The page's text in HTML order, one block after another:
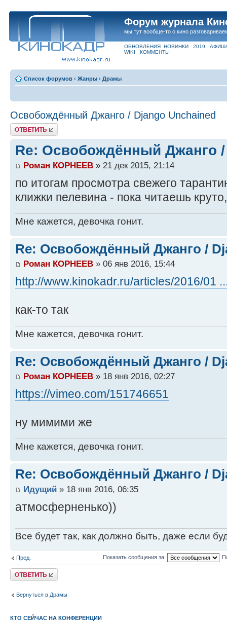
Форум журнала
мы тут вообще-то о кино
ОБНОВЛЕНИЯ НОВИНКИ 2019
WIKI
КОММЕНТЫ
Список форумов ‹ Жанры ‹ Драмы
Освобождённый Джанго / Django Unchained
Ответить
Re: Освобождённый Джанго
Роман КОРНЕЕВ » 21 дек 2015, 21:14
по итогам просмотра свежего
клижки пелевина - пока читаешь
Мне кажется, девочка гонит.
Re: Освобождённый Джанго /
Роман КОРНЕЕВ » 06 янв 2016, 15:44
http://www.kinokadr.ru/articles/2016/01
как-то так
Мне кажется, девочка гонит.
Re: Освобождённый Джанго /
Роман КОРНЕЕВ » 18 янв 2016, 02:27
https://vimeo.com/151746651
ну мимими же
Мне кажется, девочка гонит.
Re: Освобождённый Джанго /
Идущий » 18 янв 2016, 06:35
атмосферненько))
Все будет так, как должно быть, даже если
Пред. Показать сообщения за:
Ответить
Вернуться в Драмы
КТО СЕЙЧАС НА КОНФЕРЕНЦИИ